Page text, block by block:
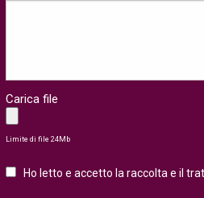
Carica file
Limite di file 24Mb
Ho letto e accetto la raccolta e il